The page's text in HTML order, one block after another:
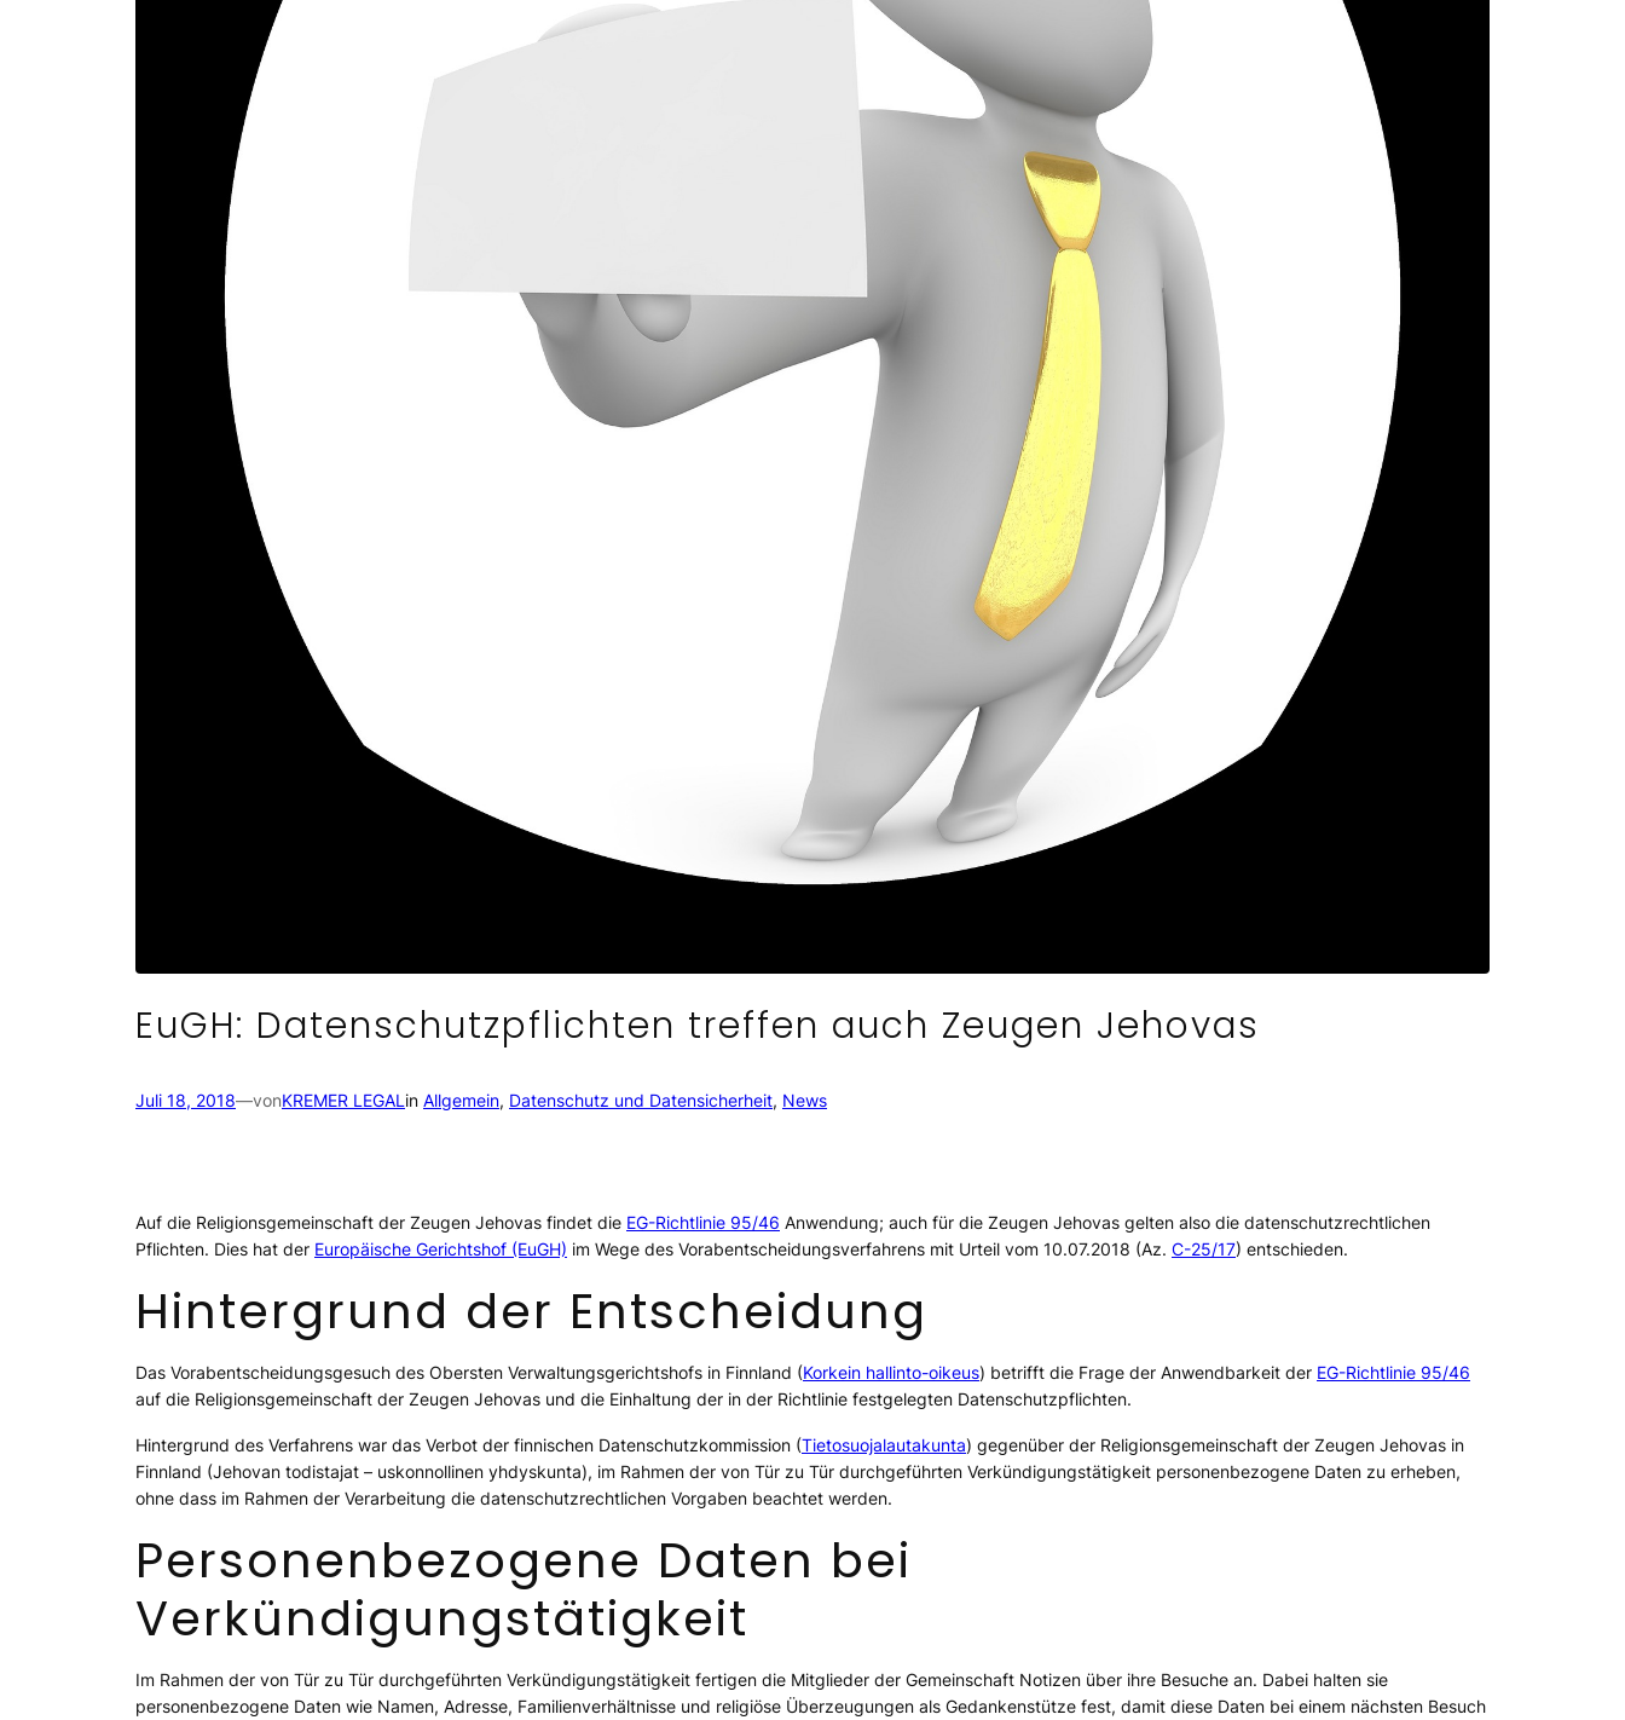
EuGH: Datenschutzpflichten treffen auch Zeugen Jehovas
Juli 18, 2018—vonKREMER LEGALin Allgemein, Datenschutz und Datensicherheit, News
Auf die Religionsgemeinschaft der Zeugen Jehovas findet die EG-Richtlinie 95/46 Anwendung; auch für die Zeugen Jehovas gelten also die datenschutzrechtlichen
Pflichten. Dies hat der Europäische Gerichtshof (EuGH) im Wege des Vorabentscheidungsverfahrens mit Urteil vom 10.07.2018 (Az. C-25/17) entschieden.
Hintergrund der Entscheidung
Das Vorabentscheidungsgesuch des Obersten Verwaltungsgerichtshofs in Finnland (Korkein hallinto-oikeus) betrifft die Frage der Anwendbarkeit der EG-Richtlinie 95/46
auf die Religionsgemeinschaft der Zeugen Jehovas und die Einhaltung der in der Richtlinie festgelegten Datenschutzpflichten.
Hintergrund des Verfahrens war das Verbot der finnischen Datenschutzkommission (Tietosuojalautakunta) gegenüber der Religionsgemeinschaft der Zeugen Jehovas in
Finnland (Jehovan todistajat – uskonnollinen yhdyskunta), im Rahmen der von Tür zu Tür durchgeführten Verkündigungstätigkeit personenbezogene Daten zu erheben,
ohne dass im Rahmen der Verarbeitung die datenschutzrechtlichen Vorgaben beachtet werden.
Personenbezogene Daten bei
Verkündigungstätigkeit
Im Rahmen der von Tür zu Tür durchgeführten Verkündigungstätigkeit fertigen die Mitglieder der Gemeinschaft Notizen über ihre Besuche an. Dabei halten sie
personenbezogene Daten wie Namen, Adresse, Familienverhältnisse und religiöse Überzeugungen als Gedankenstütze fest, damit diese Daten bei einem nächsten Besuch